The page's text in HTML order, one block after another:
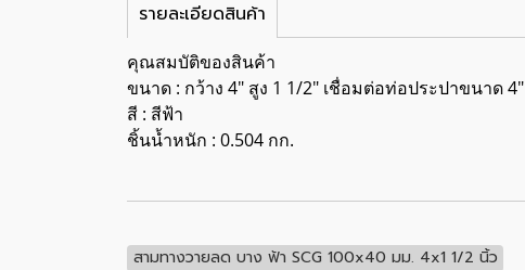
รายละเอียดสินค้า
คุณสมบัติของสินค้า
ขนาด : กว้าง 4" สูง 1 1/2" เชื่อมต่อท่อประปาขนาด 4"
สี : สีฟ้า
ชิ้นน้ำหนัก : 0.504 กก.
สามทางวายลด บาง ฟ้า SCG 100x40 มม. 4x1 1/2 นิ้ว